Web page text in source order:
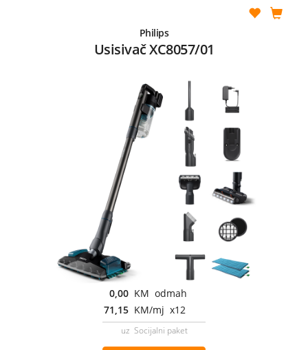
Philips
Usisivač XC8057/01
0,00 KM odmah
71,15 KM/mj x12
uz Socijalni paket